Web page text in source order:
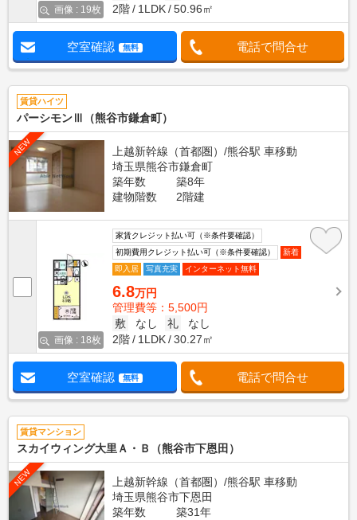
画像 : 19枚
2階
1LDK 50.96㎡
空室確認 無料 電話で問合せ
賃貸ハイツ
パーシモンⅢ（熊谷市鎌倉町）
NEW
上越新幹線（首都圏）/熊谷駅 車移動
埼玉県熊谷市鎌倉町
築年数
築8年
建物階数
2階建
画像 : 18枚
家賃クレジット払い可（※条件要確認）
初期費用クレジット払い可（※条件要確認）
新着
即入居
写真充実 インターネット無料
6.8万円
管理費等：5,500円
敷
なし 礼
なし
2階
1LDK 30.27㎡
空室確認 無料 電話で問合せ
賃貸マンション
スカイウィング大里Ａ・Ｂ（熊谷市下恩田）
NEW
上越新幹線（首都圏）/熊谷駅 車移動
埼玉県熊谷市下恩田
築年数
築31年